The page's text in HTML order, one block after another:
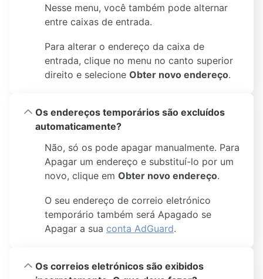
Nesse menu, você também pode alternar
entre caixas de entrada.
Para alterar o endereço da caixa de
entrada, clique no menu no canto superior
direito e selecione Obter novo endereço.
Os endereços temporários são excluídos
automaticamente?
Não, só os pode apagar manualmente. Para
Apagar um endereço e substituí-lo por um
novo, clique em Obter novo endereço.
O seu endereço de correio eletrónico
temporário também será Apagado se
Apagar a sua conta AdGuard.
Os correios eletrónicos são exibidos